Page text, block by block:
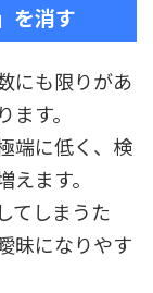
を消す
にも限りがあ
す。
端に低く、検
ます。
てしまうた
昧になりやす